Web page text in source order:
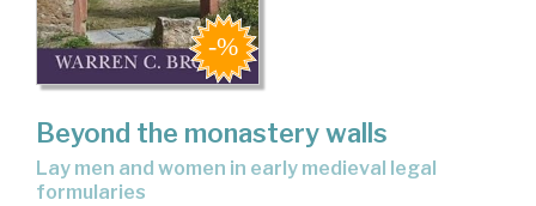
Beyond the monastery walls
lay men and women in early medieval legal
formularies